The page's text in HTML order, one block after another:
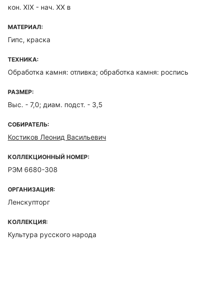
кон. XIX - нач. ХХ в
МАТЕРИАЛ:
Гипс, краска
ТЕХНИКА:
Обработка камня: отливка; обработка камня: роспись
РАЗМЕР:
Выс. - 7,0; диам. подст. - 3,5
СОБИРАТЕЛЬ:
Костиков Леонид Васильевич
КОЛЛЕКЦИОННЫЙ НОМЕР:
РЭМ 6680-308
ОРГАНИЗАЦИЯ:
Ленскупторг
КОЛЛЕКЦИЯ:
Культура русского народа